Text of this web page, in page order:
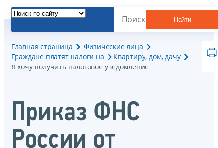
Найти
Главная страница
Физические лица
Граждане платят налоги на
Квартиру, дом, дачу
Я хочу получить налоговое уведомление
Приказ ФНС
России от